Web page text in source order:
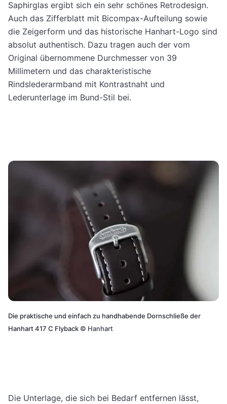
Saphirglas ergibt sich ein sehr schönes Retrodesign.
Auch das Zifferblatt mit Bicompax-Aufteilung sowie
die Zeigerform und das historische Hanhart-Logo sind
absolut authentisch. Dazu tragen auch der vom
Original übernommene Durchmesser von 39
Millimetern und das charakteristische
Rindslederarmband mit Kontrastnaht und
Lederunterlage im Bund-Stil bei.
Die praktische und einfach zu handhabende Dornschließe der
Hanhart 417 C Flyback © Hanhart
Die Unterlage, die sich bei Bedarf entfernen lässt,